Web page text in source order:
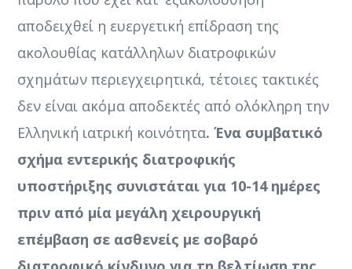
αποδειχθεί η ευεργετική επίδραση της
ακολουθίας κατάλληλων διατροφικών
σχημάτων περιεγχειρητικά, τέτοιες τακτικές
δεν είναι ακόμα αποδεκτές από ολόκληρη την
Ελληνική ιατρική κοινότητα. Ένα συμβατικό
σχήμα εντερικής διατροφικής
υποστήριξης συνιστάται για 10-14 ημέρες
πριν από μία μεγάλη χειρουργική
επέμβαση σε ασθενείς με σοβαρό